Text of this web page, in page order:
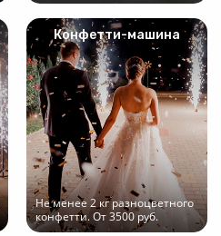
Конфетти-машина
Не менее 2 кг разноцветного
конфетти. От 3500 руб.